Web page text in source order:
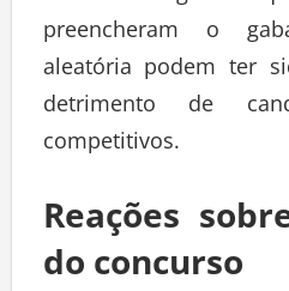
preencheram o
aleatória podem ter
detrimento de
competitivos.
Reações
do concurso